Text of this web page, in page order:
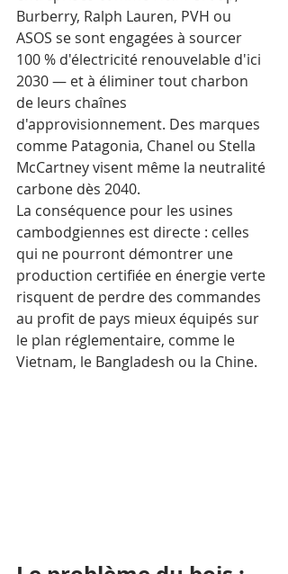
Burberry, Ralph Lauren, PVH ou
ASOS se sont engagées à sourcer
100 % d'électricité renouvelable d'ici
2030 — et à éliminer tout charbon
de leurs chaînes
d'approvisionnement. Des marques
comme Patagonia, Chanel ou Stella
McCartney visent même la neutralité
carbone dès 2040.
La conséquence pour les usines
cambodgiennes est directe : celles
qui ne pourront démontrer une
production certifiée en énergie verte
risquent de perdre des commandes
au profit de pays mieux équipés sur
le plan réglementaire, comme le
Vietnam, le Bangladesh ou la Chine.